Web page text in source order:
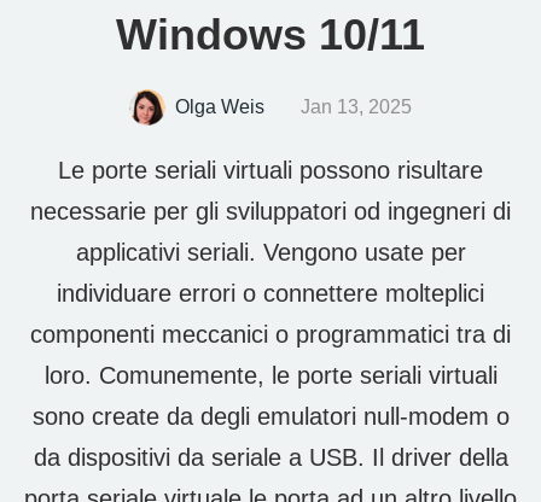
Windows 10/11
Olga Weis Jan 13, 2025
Le porte seriali virtuali possono risultare
necessarie per gli sviluppatori od ingegneri di
applicativi seriali. Vengono usate per
individuare errori o connettere molteplici
componenti meccanici o programmatici tra di
loro. Comunemente, le porte seriali virtuali
sono create da degli emulatori null-modem o
da dispositivi da seriale a USB. Il driver della